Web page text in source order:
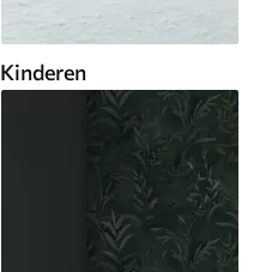
Kinderen